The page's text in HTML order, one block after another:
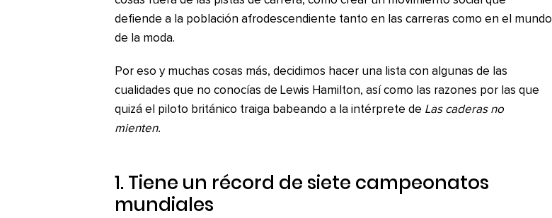
defiende a la población afrodescendiente tanto en las carreras como en el mundo
de la moda.
Por eso y muchas cosas más, decidimos hacer una lista con algunas de las
cualidades que no conocías de Lewis Hamilton, así como las razones por las que
quizá el piloto británico traiga babeando a la intérprete de Las caderas no
mienten.
1. Tiene un récord de siete campeonatos
mundiales